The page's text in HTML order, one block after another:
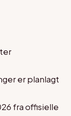
er planlagt
fra offisielle